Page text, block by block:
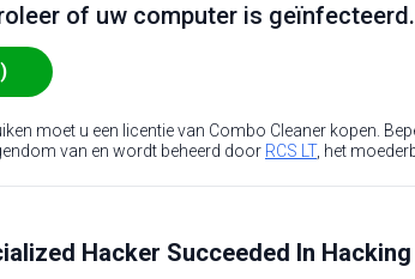
of uw computer is geïnfecteerd.
moet u een licentie van Combo Cleaner kopen.
van en wordt beheerd door RCS LT, het
Hacker Succeeded In